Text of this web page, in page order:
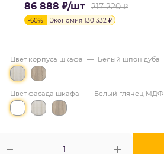
86 888 ₽/шт 217 220₽
-60% Экономия 130 332 ₽
Цвет корпуса шкафа — Белый шпон дуба
Цвет фасада шкафа — Белый глянец МДФ